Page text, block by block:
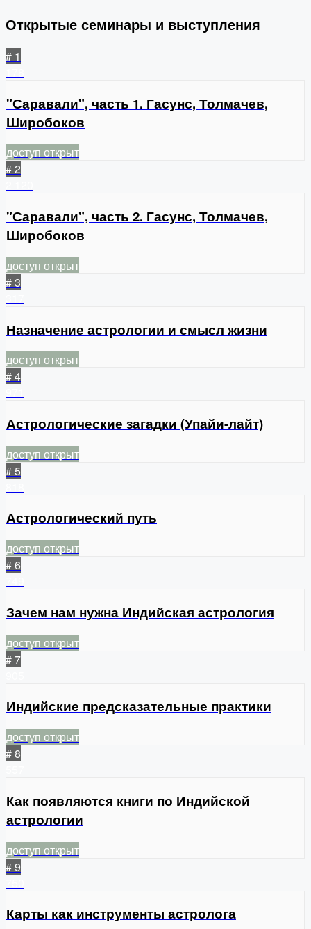
Открытые семинары и выступления
# 1
"Саравали", часть 1. Гасунс, Толмачев,
Широбоков
доступ открыт
# 2
"Саравали", часть 2. Гасунс, Толмачев,
Широбоков
доступ открыт
# 3
Назначение астрологии и смысл жизни
доступ открыт
# 4
Астрологические загадки (Упайи-лайт)
доступ открыт
# 5
Астрологический путь
доступ открыт
# 6
Зачем нам нужна Индийская астрология
доступ открыт
# 7
Индийские предсказательные практики
доступ открыт
# 8
Как появляются книги по Индийской
астрологии
доступ открыт
# 9
Карты как инструменты астролога